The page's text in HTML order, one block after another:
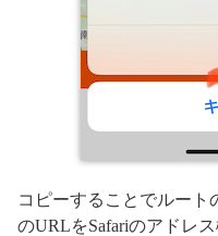
コピーすることでルート
のURLをSafariのアドレス